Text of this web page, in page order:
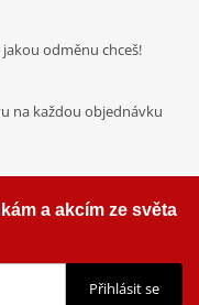
jakou odměnu chceš!
na každou objednávku
a akcím ze světa
Přihlásit se